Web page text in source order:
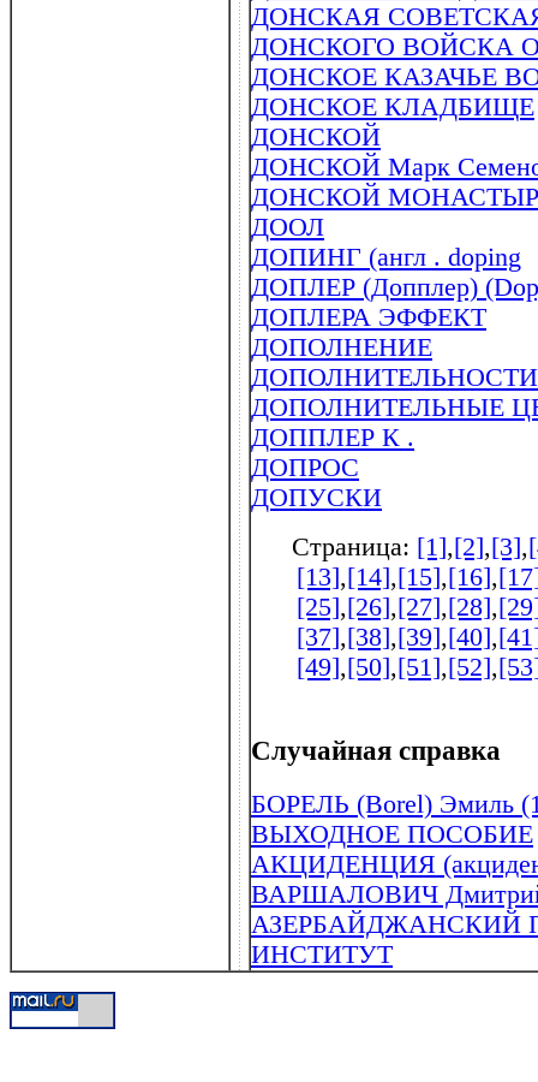
ДОНСКАЯ
ДОНСКОГО ВОЙСКА
ДОНСКОЕ КАЗАЧЬЕ
ДОНСКОЕ КЛАДБИЩЕ
ДОНСКОЙ
ДОНСКОЙ Марк
ДОНСКОЙ МОНАСТЫРЬ
ДООЛ
ДОПИНГ (англ . doping
ДОПЛЕР (Допплер)
ДОПЛЕРА ЭФФЕКТ
ДОПОЛНЕНИЕ
ДОПОЛНИТЕЛЬНЫЕ
ДОППЛЕР К .
ДОПРОС
ДОПУСКИ
Страница: [1],[2],[3],
[13],[14],[15],[16],
[25],[26],[27],[28],
[37],[38],[39],[40],
[49],[50],[51],[52],
Случайная справка
БОРЕЛЬ (Borel) Эмиль
ВЫХОДНОЕ ПОСОБИЕ
АКЦИДЕНЦИЯ
ВАРШАЛОВИЧ Дмитрий
АЗЕРБАЙДЖАНСКИЙ
ИНСТИТУТ